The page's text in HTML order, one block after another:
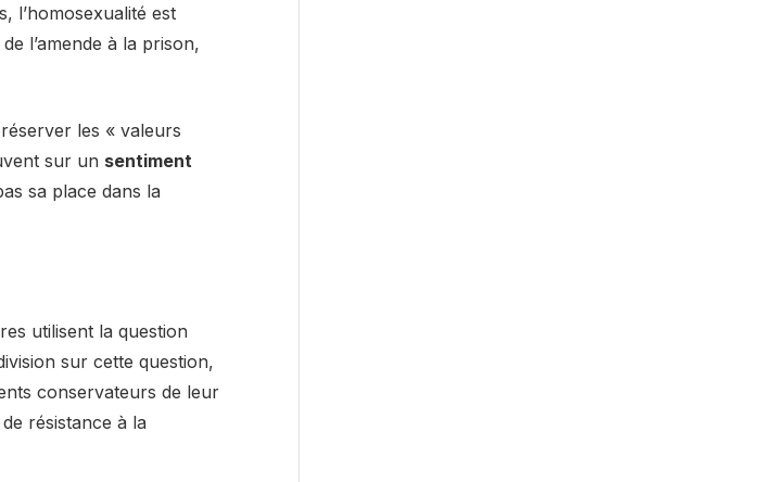
l’homosexualité est
l’amende à la prison,
les « valeurs
sur un sentiment
sa place dans la
utilisent la question
sur cette question,
conservateurs de leur
résistance à la